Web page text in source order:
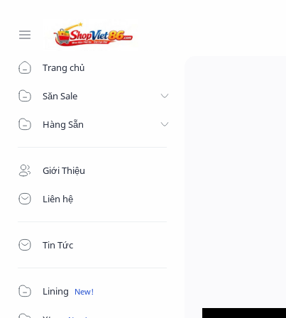
Trang chủ
Săn Sale
Hàng Sẵn
Giới Thiệu
Liên hệ
Tin Tức
Lining